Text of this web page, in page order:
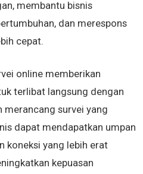
membantu bisnis
dan merespons
cepat.
online memberikan
terlibat langsung dengan
merancang survei yang
dapat mendapatkan umpan
koneksi yang lebih erat
kepuasan